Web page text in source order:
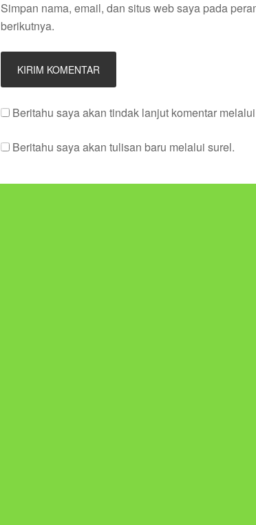
Simpan nama, email, dan situs web saya pada
berikutnya.
Beritahu saya akan tindak lanjut komentar
Beritahu saya akan tulisan baru melalui surel.